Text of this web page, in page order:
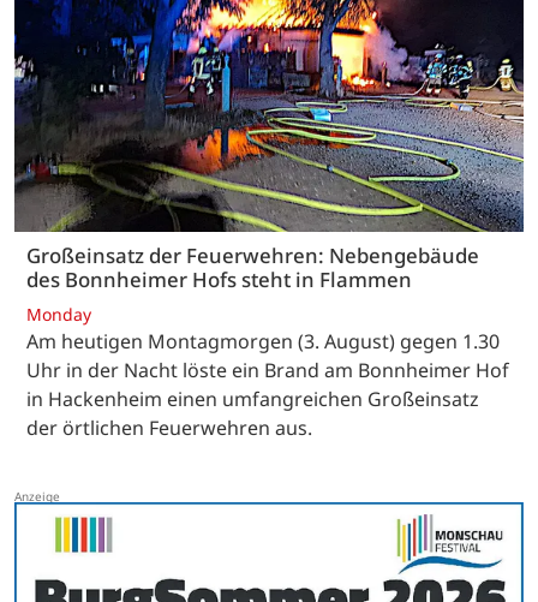
Großeinsatz der Feuerwehren: Nebengebäude
des Bonnheimer Hofs steht in Flammen
Monday
Am heutigen Montagmorgen (3. August) gegen 1.30
Uhr in der Nacht löste ein Brand am Bonnheimer Hof
in Hackenheim einen umfangreichen Großeinsatz
der örtlichen Feuerwehren aus.